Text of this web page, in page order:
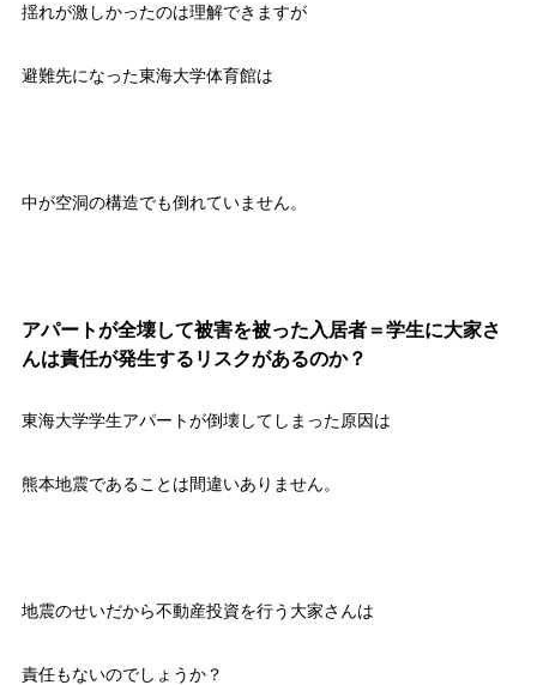
揺れが激しかったのは理解できますが
避難先になった東海大学体育館は
中が空洞の構造でも倒れていません。
アパートが全壊して被害を被った入居者＝学生に大家さ
んは責任が発生するリスクがあるのか？
東海大学学生アパートが倒壊してしまった原因は
熊本地震であることは間違いありません。
地震のせいだから不動産投資を行う大家さんは
責任もないのでしょうか？